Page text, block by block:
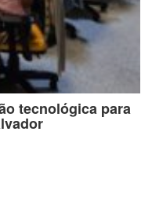
tecnológica para